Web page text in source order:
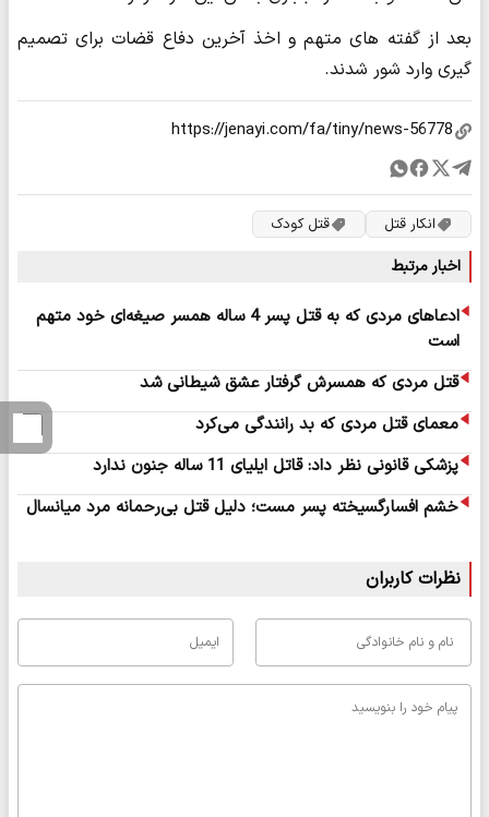
بعد از گفته های متهم و اخذ آخرین دفاع قضات برای تصمیم
گیری وارد شور شدند.
انکار قتل قتل کودک
اخبار مرتبط
ادعاهای مردی که به قتل پسر 4 ساله همسر صیغه‌ای خود متهم
است
قتل مردی که همسرش گرفتار عشق شیطانی شد
معمای قتل مردی که بد رانندگی می‌کرد
پزشکی قانونی نظر داد: قاتل ایلیای 11 ساله جنون ندارد
خشم افسارگسیخته پسر مست؛ دلیل قتل بی‌رحمانه مرد میانسال
نظرات کاربران